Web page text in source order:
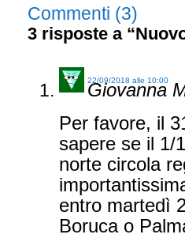
Commenti (3)
3 risposte a
Giovanna
22/09/2018 alle 10:00
Per favore, il
sapere se il 1/
norte circola
entro martedì
Boruca o